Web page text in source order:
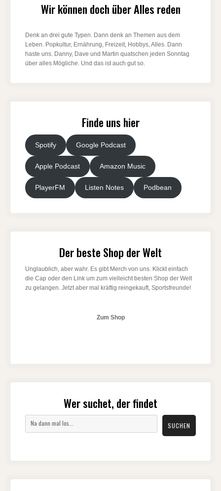
Wir können doch über Alles reden
Denk an drei gute Typen. Dann denk an Themen aus dem
Leben. Popkultur, Ernährung, Freizeit, Hobbys, Alles. Dann
haste uns. Danny, Dave und Martin quatschen jeden Sonntag
über alles Mögliche. Und das ist auch gut so.
Finde uns hier
Spotify Google Podcast
Apple Podcast Amazon Music
PlayerFM Listen Notes Podbean
Der beste Shop der Welt
Unglaublich, aber wahr. Es gibt Merch von uns. Klickt einfach
die Cap oder den Link um zum vielleicht besten Shop der Welt
zu gelangen. Jetzt aber mal kräftig reingekauft, Sportsfreunde!
Zum Shop
Wer suchet, der findet
SUCHEN